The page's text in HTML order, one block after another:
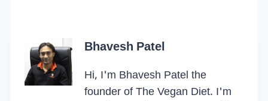
Bhavesh Patel
Hi, I'm Bhavesh Patel the
founder of The Vegan Diet. I'm